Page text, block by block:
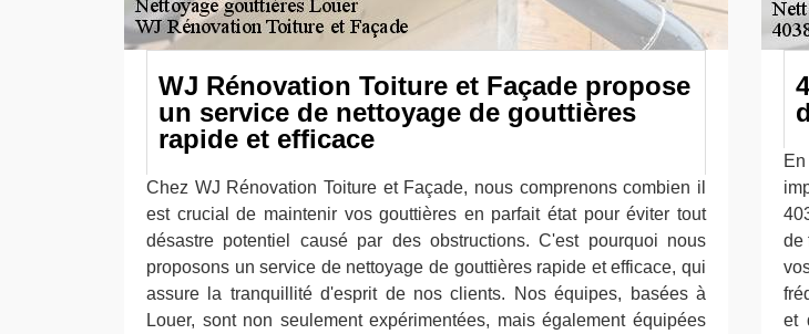
WJ Rénovation Toiture et Façade propose
un service de nettoyage de gouttières
rapide et efficace
Chez WJ Rénovation Toiture et Façade, nous comprenons combien il
est crucial de maintenir vos gouttières en parfait état pour éviter tout
désastre potentiel causé par des obstructions. C'est pourquoi nous
proposons un service de nettoyage de gouttières rapide et efficace, qui
assure la tranquillité d'esprit de nos clients. Nos équipes, basées à
Louer, sont non seulement expérimentées, mais également équipées
de
et